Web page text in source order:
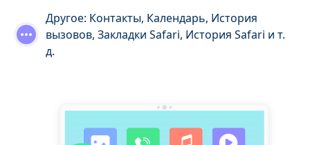
Другое: Контакты, Календарь, История
вызовов, Закладки Safari, История Safari и т.
д.